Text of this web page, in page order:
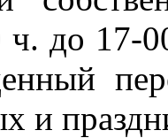
ч. до 17-
и